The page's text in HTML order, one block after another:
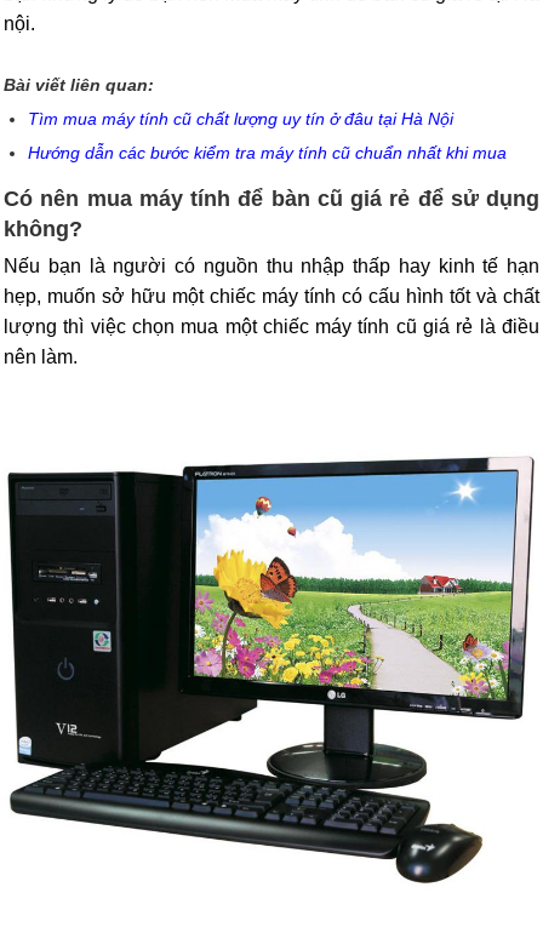
nội.
Bài viết liên quan:
Tìm mua máy tính cũ chất lượng uy tín ở đâu tại Hà Nội
Hướng dẫn các bước kiểm tra máy tính cũ chuẩn nhất khi mua
Có nên mua máy tính để bàn cũ giá rẻ để sử dụng
không?
Nếu bạn là người có nguồn thu nhập thấp hay kinh tế hạn
hẹp, muốn sở hữu một chiếc máy tính có cấu hình tốt và chất
lượng thì việc chọn mua một chiếc máy tính cũ giá rẻ là điều
nên làm.